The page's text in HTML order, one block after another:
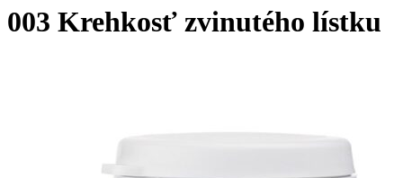
003 Krehkosť zvinutého lístku